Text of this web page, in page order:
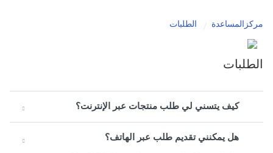
مركزالمساعدة الطلبات
الطلبات
كيف يتسني لي طلب منتجات عبر الإنترنت؟
هل يمكنني تقديم طلب عبر الهاتف؟